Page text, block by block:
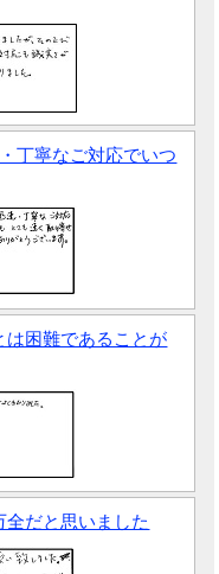
丁寧なご対応でいつ
は困難であることが
だと思いました